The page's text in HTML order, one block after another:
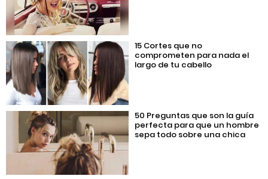
15 Cortes que no
comprometen para nada el
largo de tu cabello
50 Preguntas que son la guía
perfecta para que un hombre
sepa todo sobre una chica